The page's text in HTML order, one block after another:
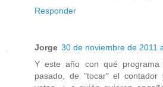
Responder
Jorge 30 de noviembre de 2011
Y este año con qué
pasado, de "tocar" el